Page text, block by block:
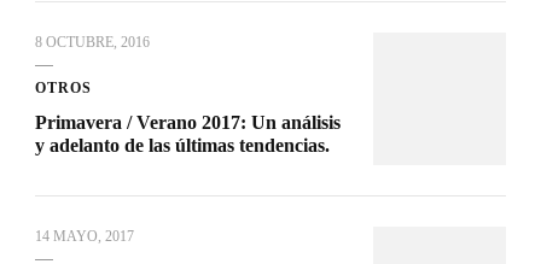
8 OCTUBRE, 2016
OTROS
Primavera / Verano 2017: Un análisis
y adelanto de las últimas tendencias.
14 MAYO, 2017